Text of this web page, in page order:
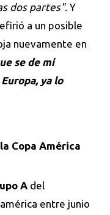
dos partes". Y
a un posible
nuevamente en
se de mi
ya lo
Copa América
A del
entre junio